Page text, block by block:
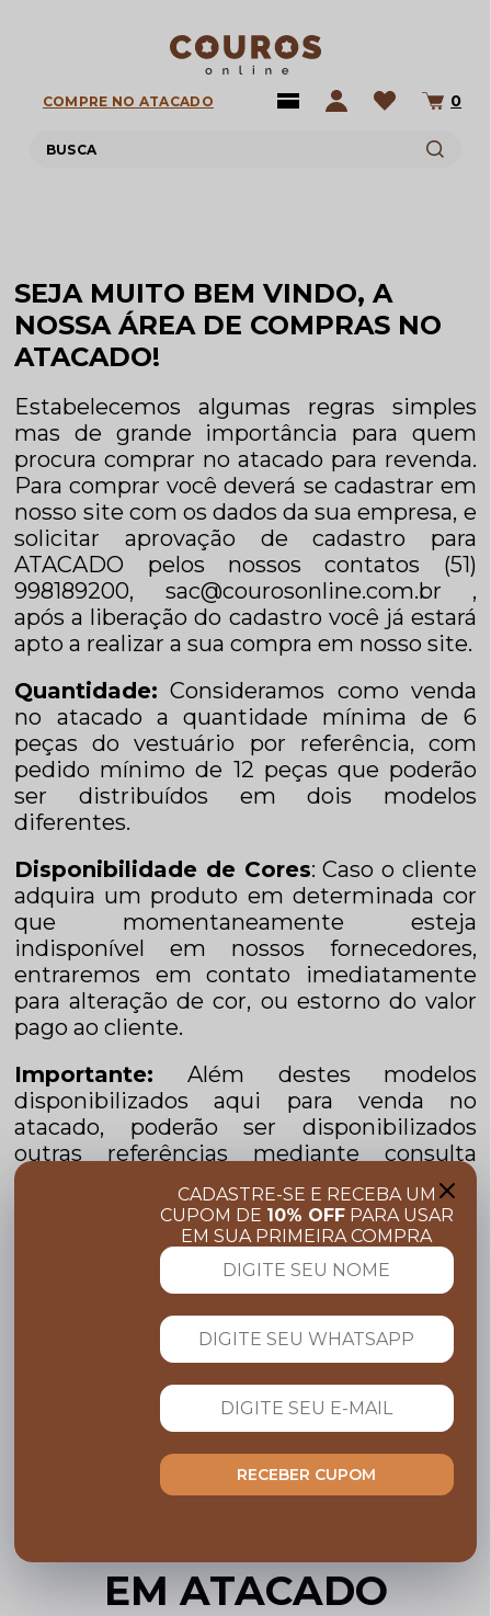
COMPRE NO ATACADO 0
SEJA MUITO BEM VINDO, A
NOSSA ÁREA DE COMPRAS NO
ATACADO!
Estabelecemos algumas regras simples
mas de grande importância para quem
procura comprar no atacado para revenda.
Para comprar você deverá se cadastrar em
nosso site com os dados da sua empresa, e
solicitar aprovação de cadastro para
ATACADO pelos nossos contatos (51)
998189200, sac@courosonline.com.br ,
após a liberação do cadastro você já estará
apto a realizar a sua compra em nosso site.
Quantidade: Consideramos como venda
no atacado a quantidade mínima de 6
peças do vestuário por referência, com
pedido mínimo de 12 peças que poderão
ser distribuídos em dois modelos
diferentes.
Disponibilidade de Cores: Caso o cliente
adquira um produto em determinada cor
que momentaneamente esteja
indisponível em nossos fornecedores,
entraremos em contato imediatamente
para alteração de cor, ou estorno do valor
pago ao cliente.
Importante:Além destes modelos
disponibilizados aqui para venda no
atacado, poderão ser disponibilizados
outras referências mediante consulta
prévia.
Pagamento:Pedidos pagos à vista no PIX
ou TED terão desconto adicional de 5% do
valor total do pedido.
Esclarecemos nesse presente
documento que não serão aceitas
devoluções de itens adquiridos para
Serão aceitas trocas por tamanho,
de acordo com as regras estabelecidas no
CADASTRO COMPRAS
EM ATACADO
CADASTRE-SE E RECEBA UM
CUPOM DE 10% OFFPARA USAR
EM SUA PRIMEIRA COMPRA
RECEBER CUPOM